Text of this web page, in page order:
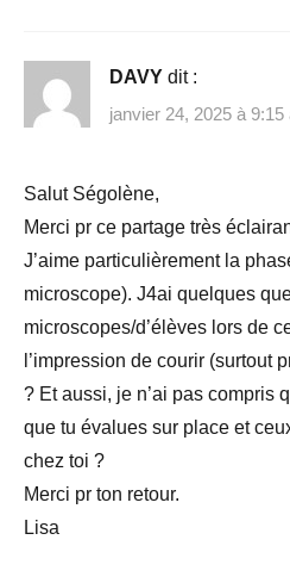
DAVY dit :
janvier 24, 2025 à 9:15
Salut Ségolène,
Merci pr ce partage très
J’aime particulièrement la
microscope). J4ai quelques
microscopes/d’élèves lors de
l’impression de courir (surtout
? Et aussi, je n’ai pas compris
que tu évalues sur place et
chez toi ?
Merci pr ton retour.
Lisa